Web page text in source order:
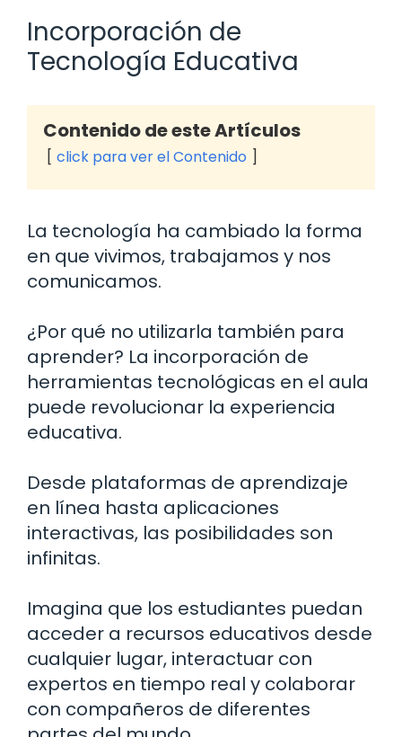
Incorporación de
Tecnología Educativa
Contenido de este Artículos
click para ver el Contenido
La tecnología ha cambiado la forma
en que vivimos, trabajamos y nos
comunicamos.
¿Por qué no utilizarla también para
aprender? La incorporación de
herramientas tecnológicas en el aula
puede revolucionar la experiencia
educativa.
Desde plataformas de aprendizaje
en línea hasta aplicaciones
interactivas, las posibilidades son
infinitas.
Imagina que los estudiantes puedan
acceder a recursos educativos desde
cualquier lugar, interactuar con
expertos en tiempo real y colaborar
con compañeros de diferentes